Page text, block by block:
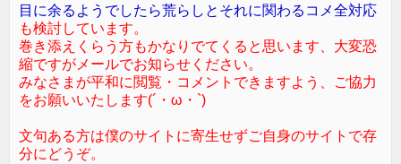
目に余るようでしたら荒らしとそれに関わるコメ全対応
も検討しています。
巻き添えくらう方もかなりでてくると思います、大変恐
縮ですがメールでお知らせください。
みなさまが平和に閲覧・コメントできますよう、ご協力
をお願いいたします(´・ω・`)
文句ある方は僕のサイトに寄生せずご自身のサイトで存
分にどうぞ。